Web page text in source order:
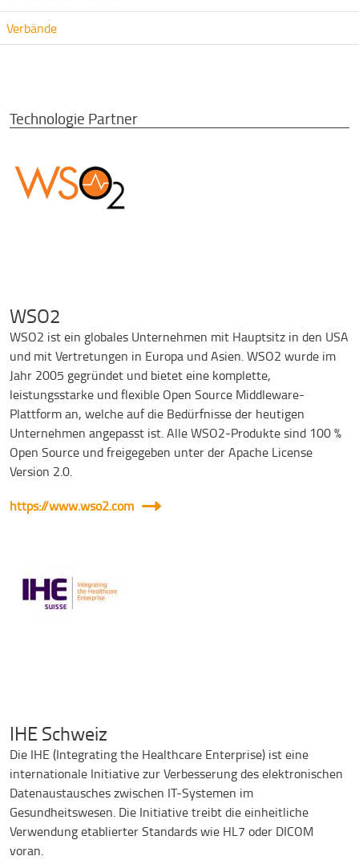
Verbände
Technologie Partner
WSO2
WSO2 ist ein globales Unternehmen mit Hauptsitz in den USA
und mit Vertretungen in Europa und Asien. WSO2 wurde im
Jahr 2005 gegründet und bietet eine komplette,
leistungsstarke und flexible Open Source Middleware-
Plattform an, welche auf die Bedürfnisse der heutigen
Unternehmen angepasst ist. Alle WSO2-Produkte sind 100 %
Open Source und freigegeben unter der Apache License
Version 2.0.
https://www.wso2.com
IHE Schweiz
Die IHE (Integrating the Healthcare Enterprise) ist eine
internationale Initiative zur Verbesserung des elektronischen
Datenaustausches zwischen IT-Systemen im
Gesundheitswesen. Die Initiative treibt die einheitliche
Verwendung etablierter Standards wie HL7 oder DICOM
voran.